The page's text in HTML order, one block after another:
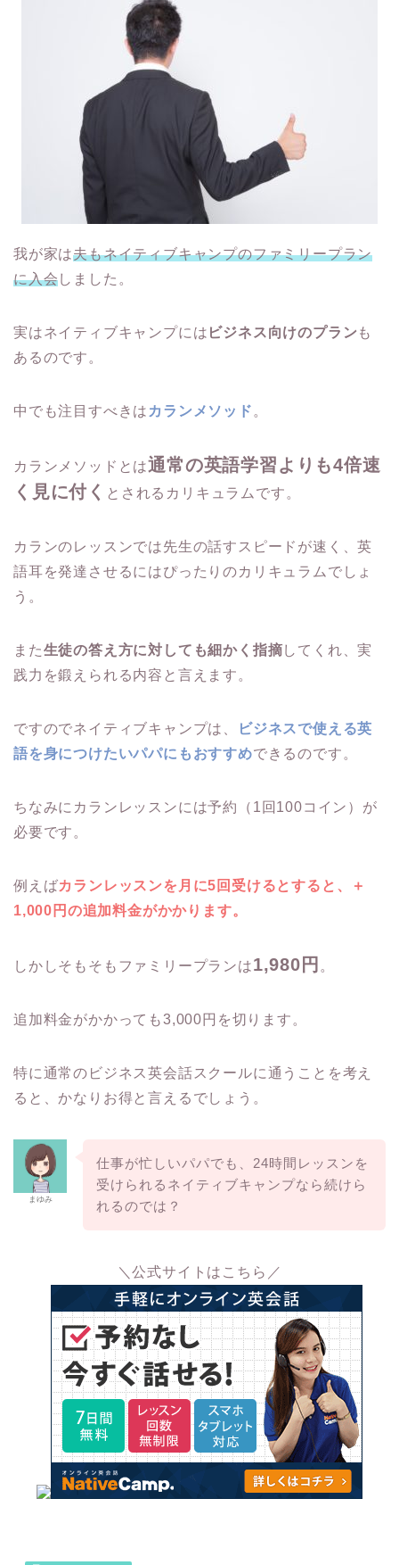
我が家は夫もネイティブキャンプのファミリープラン
に入会しました。
実はネイティブキャンプには ビジネス向けのプラン も
あるのです。
中でも注目すべきは カランメソッド。
カランメソッドとは通常の英語学習よりも4倍速
く見に付く とされるカリキュラムです。
カランのレッスンでは先生の話すスピードが速く、英
語耳を発達させるにはぴったりのカリキュラムでしょ
う。
また生徒の答え方に対しても細かく指摘してくれ、実
践力を鍛えられる内容と言えます。
ですのでネイティブキャンプは、
ビジネスで使える英
語を身につけたいパパにもおすすめできるのです。
ちなみにカランレッスンには予約（1回100コイン）が
必要です。
例えばカランレッスンを月に5回受けるとすると、＋
1,000円の追加料金がかかります。
しかしそもそもファミリープランは1,980円 。
追加料金がかかっても3,000円を切ります。
特に通常のビジネス英会話スクールに通うことを考え
ると、かなりお得と言えるでしょう。
まゆみ
仕事が忙しいパパでも、24時間レッスンを
受けられるネイティブキャンプなら続けら
れるのでは？
＼公式サイトはこちら／